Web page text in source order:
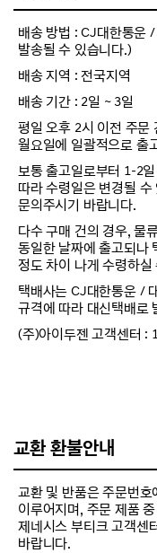
배송 방법 : CJ대한통운
발송될 수 있습니다.)
배송 지역 : 전국지역
배송 기간 : 2일 ~ 3일
평일 오후 2시 이전 주문
월요일에 일괄적으로 출
보통 출고일로부터 1-2
따라 수령일은 변경될
문의주시기 바랍니다.
다수 구매 건의 경우, 물
동일한 날짜에 출고되나
정도 차이 나게 수령하실
택배사는 CJ대한통운 /
규격에 따라 대신택배로
(주)아이두젠 고객센터 :
교환 환불안내
교환 및 반품은 주문번
이루어지며, 주문 제품
제네시스 부티크 고객센
바랍니다.